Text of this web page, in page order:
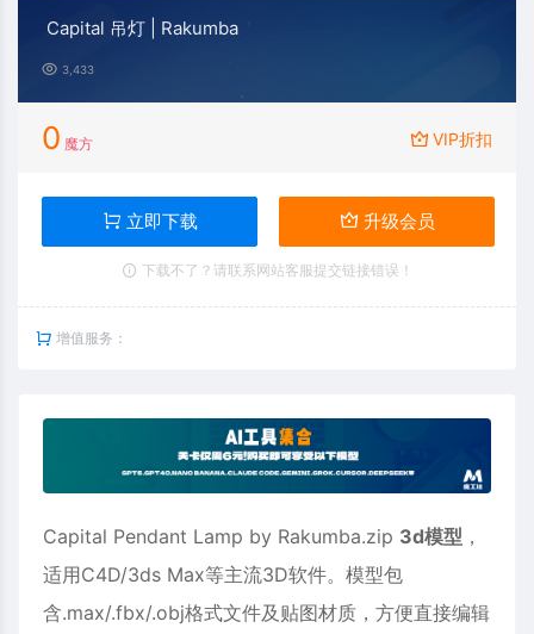
Capital 吊灯 | Rakumba
3,433
0 魔方 VIP折扣
立即下载 升级会员
下载不了？请联系网站客服提交链接错误！
增值服务：
Capital Pendant Lamp by Rakumba.zip 3d模型 ，
适用C4D/3ds Max等主流3D软件。模型包
含.max/.fbx/.obj格式文件及贴图材质，方便直接编辑